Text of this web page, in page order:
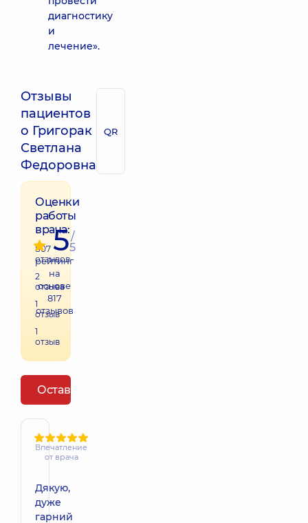
диагностику
и
лечение».
Отзывы
пациентов
о Григорак
Светлана
Федоровна
QR
Оценки
работы
врача:
807
отзывов
2
отзыва
1
отзыв
1
отзыв
5/
5
рейтинг
на
основе
817
отзывов
Оставить отзыв
Впечатление
от врача
Дякую,
дуже
гарний